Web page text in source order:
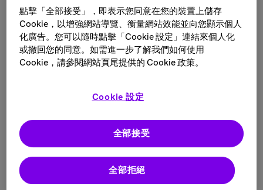
筛选方式
stage 6 mois – ingénierie logicielle native
地点:
类别:
點擊「全部接受」，即表示您同意在您的裝置上儲存
Cookie，以增強網站導覽、衡量網站效能並向您顯示個人
化廣告。您可以隨時點擊「Cookie 設定」連結來個人化
或撤回您的同意。如需進一步了解我們如何使用
Cookie，請參閱網站頁尾提供的 Cookie 政策。
Cookie 設定
全部拒絕
全部接受